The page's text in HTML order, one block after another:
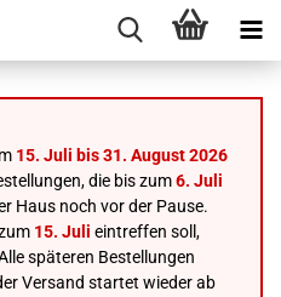
15. Juli bis 31. August 2026
die bis zum6. Juli
Haus noch vor der Pause.
15. Juli eintreffen soll,
späteren Bestellungen
Versand startet wieder ab